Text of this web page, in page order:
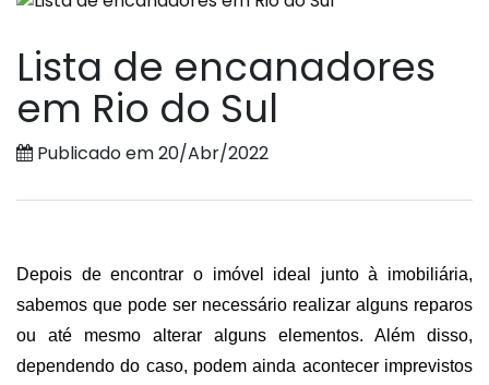
Lista de encanadores
em Rio do Sul
Publicado em 20/Abr/2022
Depois de encontrar o imóvel ideal junto à imobiliária,
sabemos que pode ser necessário realizar alguns reparos
ou até mesmo alterar alguns elementos. Além disso,
dependendo do caso, podem ainda acontecer imprevistos